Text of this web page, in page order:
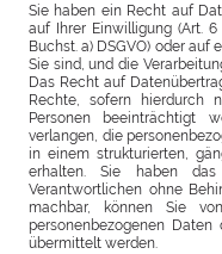
Sie haben ein Recht auf
auf Ihrer Einwilligung (Art.
Buchst. a) DSGVO) oder auf
Sie sind, und die
Das Recht auf
Rechte, sofern hierdurch
Personen beeinträchtigt
verlangen, die
in einem strukturierten,
erhalten. Sie haben
Verantwortlichen ohne
machbar, können Sie
personenbezogenen
übermittelt werden.